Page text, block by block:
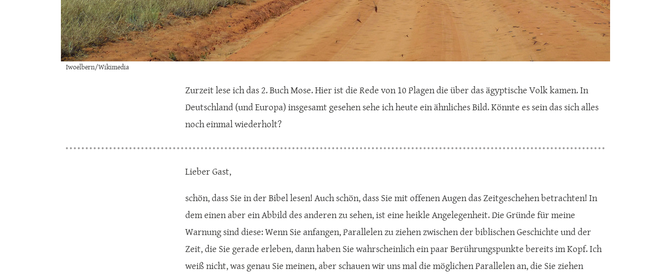
Iwoelbern/Wikimedia
Zurzeit lese ich das 2. Buch Mose. Hier ist die Rede von 10 Plagen die über das ägyptische Volk kamen. In
Deutschland (und Europa) insgesamt gesehen sehe ich heute ein ähnliches Bild. Könnte es sein das sich alles
noch einmal wiederholt?
Lieber Gast,
schön, dass Sie in der Bibel lesen! Auch schön, dass Sie mit offenen Augen das Zeitgeschehen betrachten! In
dem einen aber ein Abbild des anderen zu sehen, ist eine heikle Angelegenheit. Die Gründe für meine
Warnung sind diese: Wenn Sie anfangen, Parallelen zu ziehen zwischen der biblischen Geschichte und der
Zeit, die Sie gerade erleben, dann haben Sie wahrscheinlich ein paar Berührungspunkte bereits im Kopf. Ich
weiß nicht, was genau Sie meinen, aber schauen wir uns mal die möglichen Parallelen an, die Sie ziehen